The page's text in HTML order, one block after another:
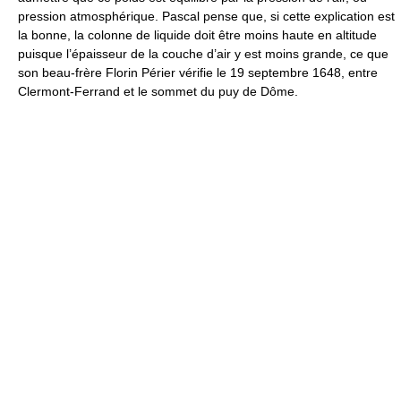
pression atmosphérique. Pascal pense que, si cette explication est
la bonne, la colonne de liquide doit être moins haute en altitude
puisque l’épaisseur de la couche d’air y est moins grande, ce que
son beau-frère Florin Périer vérifie le 19 septembre 1648, entre
Clermont-Ferrand et le sommet du puy de Dôme.